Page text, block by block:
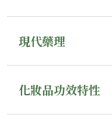
現代藥理
化妝品功效特性